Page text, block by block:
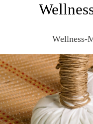
Wellness-